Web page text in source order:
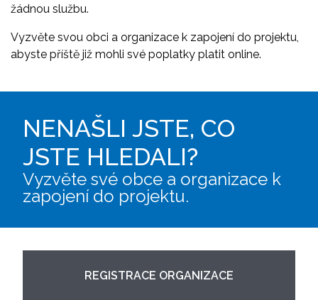
žádnou službu.
Vyzvěte svou obci a organizace k zapojení do projektu,
abyste příště již mohli své poplatky platit online.
NENAŠLI JSTE, CO
JSTE HLEDALI?
Vyzvěte své obce a organizace k
zapojení do projektu.
REGISTRACE ORGANIZACE